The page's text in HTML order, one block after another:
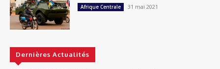
Afrique Centrale 31 mai 2021
Dernières Actualités